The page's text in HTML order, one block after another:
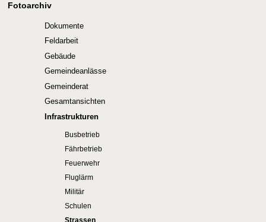
Fotoarchiv
Dokumente
Feldarbeit
Gebäude
Gemeindeanlässe
Gemeinderat
Gesamtansichten
Infrastrukturen
Busbetrieb
Fährbetrieb
Feuerwehr
Fluglärm
Militär
Schulen
Strassen